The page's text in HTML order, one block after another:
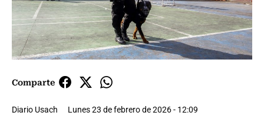
Comparte
Diario Usach Lunes 23 de febrero de 2026 - 12:09